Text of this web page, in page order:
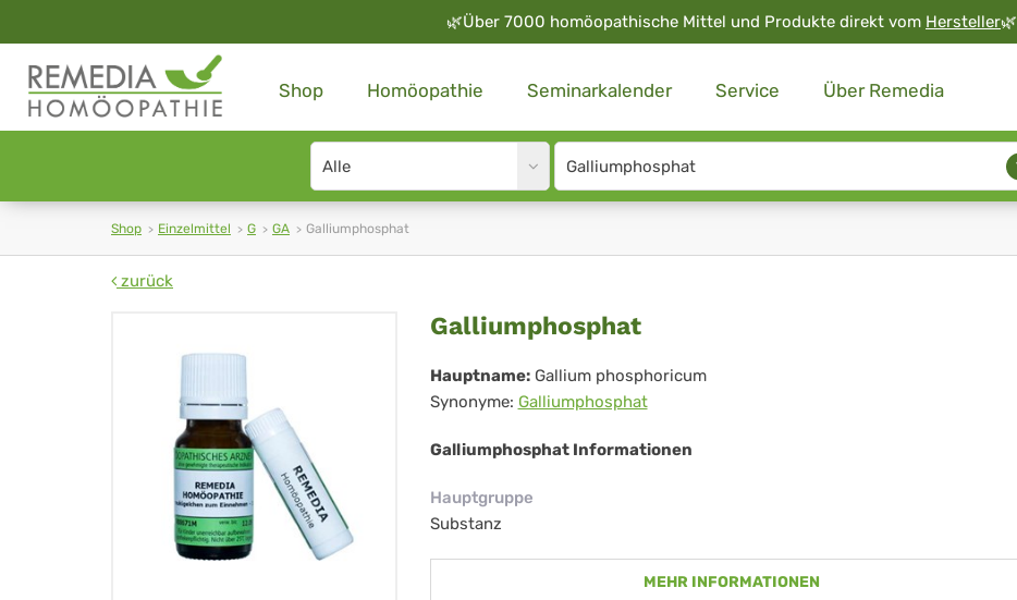
🌿Über 7000 homöopathische Mittel und Produkte direkt vom Hersteller🌿
Shop Homöopathie Seminarkalender Service Über Remedia
Search
type
Site
search
Shop Einzelmittel G GA Galliumphosphat
zurück
Galliumphosphat
Galliumphosphat
Hauptname: Gallium phosphoricum
Synonyme: Galliumphosphat
Galliumphosphat Informationen
Hauptgruppe
Substanz
MEHR INFORMATIONEN